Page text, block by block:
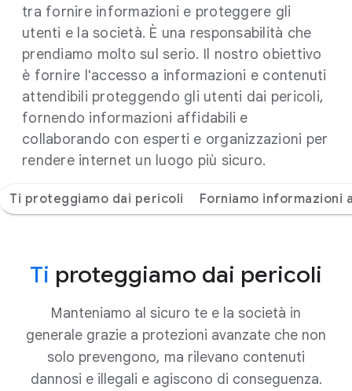
tra fornire informazioni e proteggere gli
utenti e la società. È una responsabilità che
prendiamo molto sul serio. Il nostro obiettivo
è fornire l'accesso a informazioni e contenuti
attendibili proteggendo gli utenti dai pericoli,
fornendo informazioni affidabili e
collaborando con esperti e organizzazioni per
rendere internet un luogo più sicuro.
Ti proteggiamo dai pericoli Forniamo informazioni
Ti proteggiamo dai pericoli
Manteniamo al sicuro te e la società in
generale grazie a protezioni avanzate che non
solo prevengono, ma rilevano contenuti
dannosi e illegali e agiscono di conseguenza.